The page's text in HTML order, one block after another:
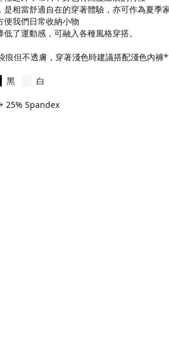
是相當舒適自在的穿著體驗，亦可作為夏季
便我們日常收納小物
了運動感，可融入各種風格穿搭。
痕但不透膚，穿著淺色時建議搭配淺色內褲
黑
白
25% Spandex